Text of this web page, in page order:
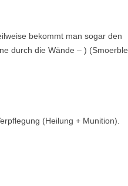
bekommt man sogar den
durch die Wände – ) (Smoerble
(Heilung + Munition).